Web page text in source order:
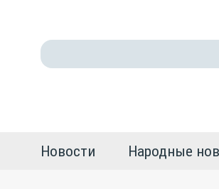
Новости Народные